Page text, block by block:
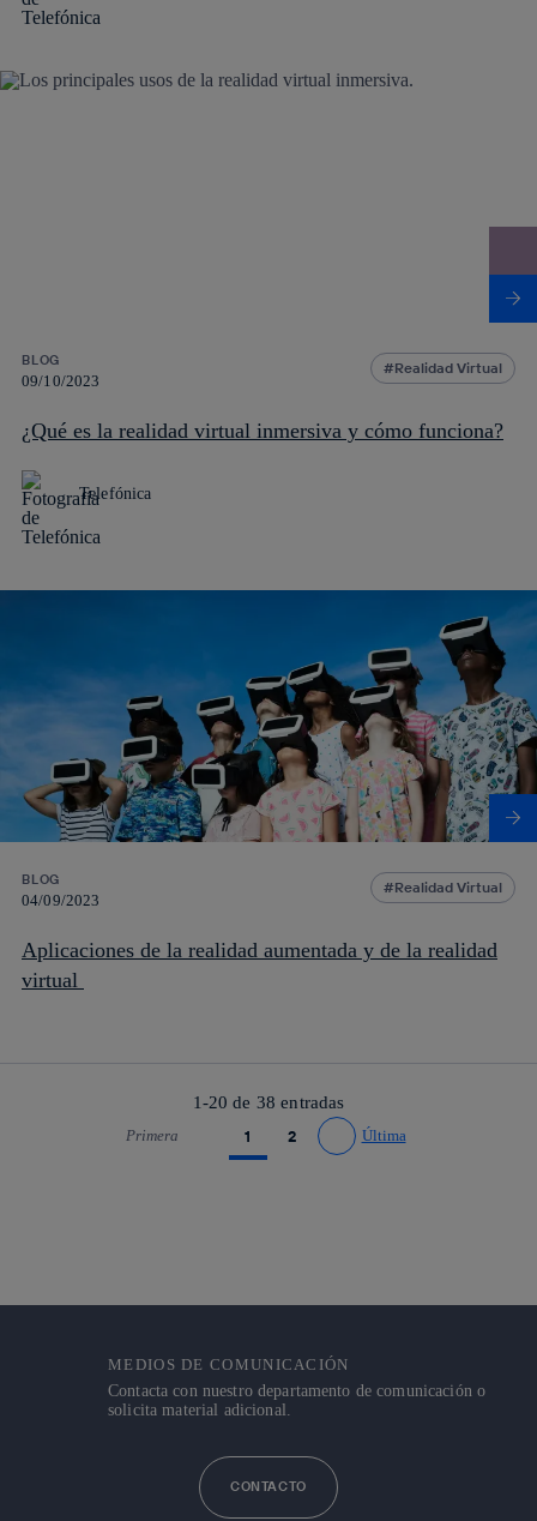
BLOG
09/10/2023
Realidad Virtual
¿Qué es la realidad virtual inmersiva y cómo funciona?
Telefónica
BLOG
04/09/2023
Realidad Virtual
Aplicaciones de la realidad aumentada y de la realidad
virtual
1-20 de 38 entradas
Primera
Ir a página anterior
1 2
Ir a página siguiente
Última
MEDIOS DE COMUNICACIÓN
Contacta con nuestro departamento de comunicación o
solicita material adicional.
CONTACTO